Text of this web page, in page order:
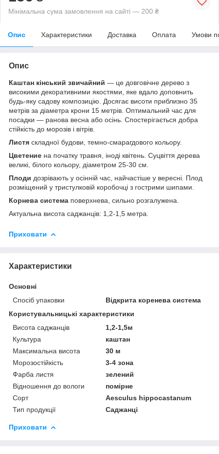
Мінімальна сума замовлення на сайті — 200 ₴
Опис Характеристики Доставка Оплата Умови
Опис
Каштан кінський звичайний — це довговічне дерево з
високими декоративними якостями, яке вдало доповнить
будь-яку садову композицію. Досягає висоти приблизно 35
метрів за діаметра крони 15 метрів. Оптимальний час для
посадки — ранова весна або осінь. Спостерігається добра
стійкість до морозів і вітрів.
Листя складної будови, темно-смарагдового кольору.
Цветение на початку травня, іноді квітень. Суцвіття дерева
великі, білого кольору, діаметром 25-30 см.
Плоди дозрівають у осінній час, найчастіше у вересні. Плод
розміщений у тристулковій коробочці з гострими шипами.
Корнева система поверхнева, сильно розгалужена.
Актуальна висота саджанців: 1,2-1,5 метра.
Приховати
Характеристики
Основні
Спосіб упаковки
Відкрита коренева система
Користувальницькі характеристики
Висота саджанців
1,2-1,5м
Культура
каштан
Максимальна висота
30 м
Морозостійкість
3-4 зона
Фарба листя
зелений
Відношення до вологи
помірне
Сорт
Aesculus hippocastanum
Тип продукції
Саджанці
Приховати